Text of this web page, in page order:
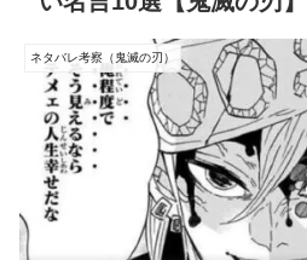
ネタバレ考察（鬼滅の刃）